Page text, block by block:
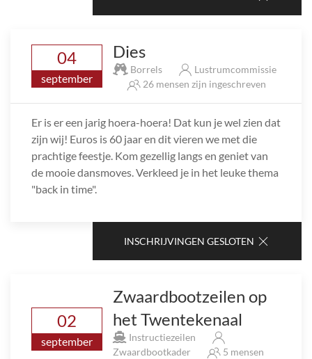
04
september
Dies
Borrels
Lustrumcommissie
26 mensen zijn ingeschreven
Er is er een jarig hoera-hoera! Dat kun je wel zien dat
zijn wij! Euros is 60 jaar en dit vieren we met die
prachtige feestje. Kom gezellig langs en geniet van
de mooie dansmoves. Verkleed je in het leuke thema
"back in time".
INSCHRIJVINGEN GESLOTEN
02
september
Zwaardbootzeilen op
het Twentekenaal
Instructiezeilen
Zwaardbootkader
5 mensen